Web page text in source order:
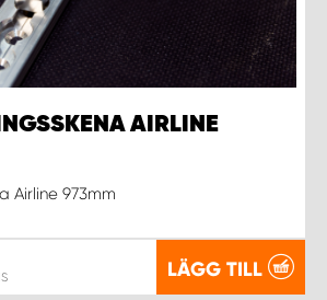
AIRLINE
Airline 973mm
LÄGG TILL